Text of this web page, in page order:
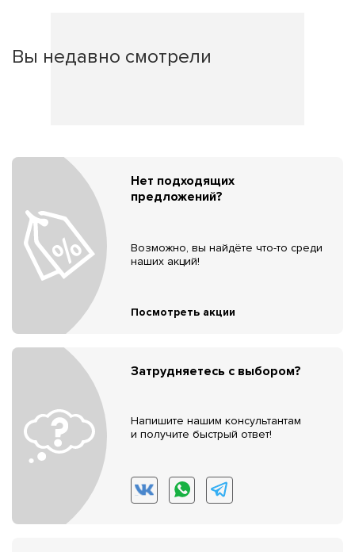
Вы недавно смотрели
Нет подходящих
предложений?
Возможно, вы найдёте что-то среди
наших акций!
Посмотреть акции
Затрудняетесь с выбором?
Напишите нашим консультантам
и получите быстрый ответ!